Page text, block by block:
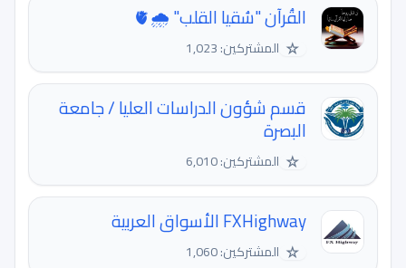
القُرآن "سُقيا القلب" 🌧🫀
☆ المشتركين: 1,023
قسم شؤون الدراسات العليا / جامعة
البصرة
☆ المشتركين: 6,010
FXHighway الأسواق العربية
☆ المشتركين: 1,060